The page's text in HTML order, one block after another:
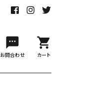
sms
お問合わせ
shopping_cart
カート